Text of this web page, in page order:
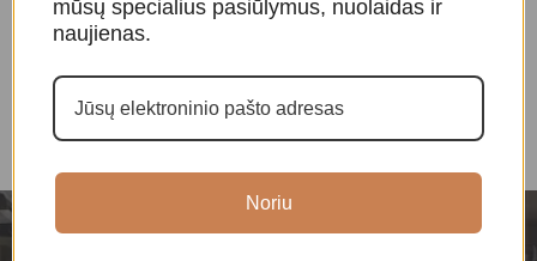
mūsų specialius pasiūlymus, nuolaidas ir
naujienas.
Noriu